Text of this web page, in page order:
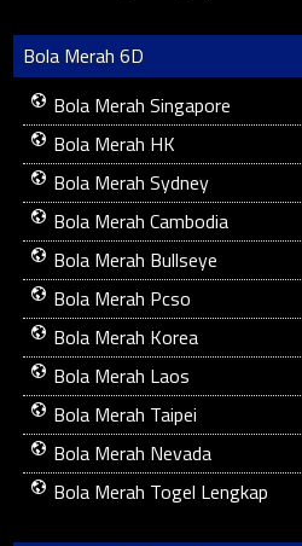
Bola Merah 6D
Bola Merah Singapore
Bola Merah HK
Bola Merah Sydney
Bola Merah Cambodia
Bola Merah Bullseye
Bola Merah Pcso
Bola Merah Korea
Bola Merah Laos
Bola Merah Taipei
Bola Merah Nevada
Bola Merah Togel Lengkap